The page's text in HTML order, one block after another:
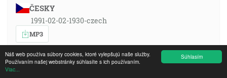
Súhlasím
Náš web používa súbory cookies, ktoré vylepšujú naše služby.
Používaním našej webstránky súhlasíte s ich používaním.
Viac...
ČESKY
1991-02-02-1930-czech
MP3
PORTUGUÊS